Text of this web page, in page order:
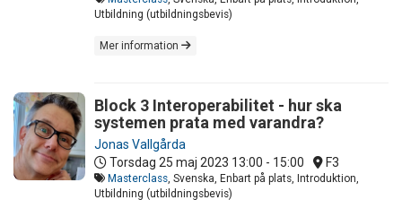
Utbildning (utbildningsbevis)
Mer information
Block 3 Interoperabilitet - hur ska
systemen prata med varandra?
Jonas Vallgårda
Torsdag 25 maj 2023 13:00 - 15:00 F3
Masterclass, Svenska, Enbart på plats, Introduktion,
Utbildning (utbildningsbevis)